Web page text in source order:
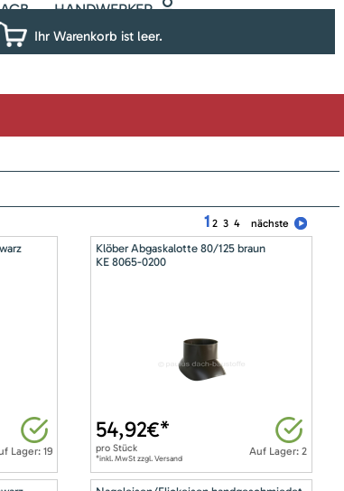
AGB HANDWERKER
Ihr Warenkorb ist leer.
1 2 3 4 nächste
Lager: 19
Klöber Abgaskalotte 80/125 braun
KE 8065-0200
Auf Lager: 2
54,92€*
proStück
*inkl. MwSt zzgl. Versand